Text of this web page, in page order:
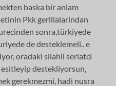
baska bir anlam
Pkk gerillalarindan
sonra,türkiyede
de desteklemeli.. e
oradaki silahli seriatci
destekliyorsun,
gerekmezmi, hadi nusra